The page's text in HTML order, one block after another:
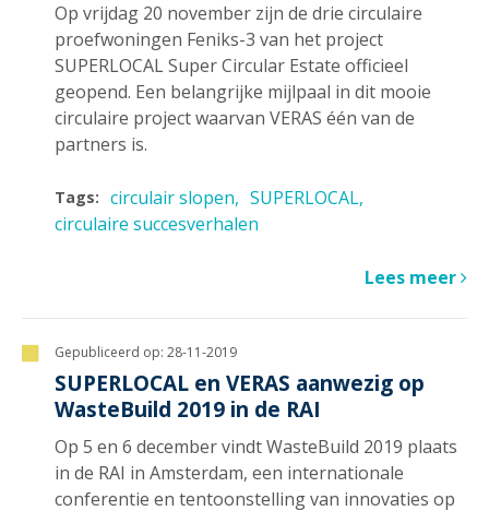
Op vrijdag 20 november zijn de drie circulaire
proefwoningen Feniks-3 van het project
SUPERLOCAL Super Circular Estate officieel
geopend. Een belangrijke mijlpaal in dit mooie
circulaire project waarvan VERAS één van de
partners is.
Tags: circulair slopen
SUPERLOCAL
circulaire succesverhalen
Lees meer
Gepubliceerd op: 28-11-2019
SUPERLOCAL en VERAS aanwezig op
WasteBuild 2019 in de RAI
Op 5 en 6 december vindt WasteBuild 2019 plaats
in de RAI in Amsterdam, een internationale
conferentie en tentoonstelling van innovaties op